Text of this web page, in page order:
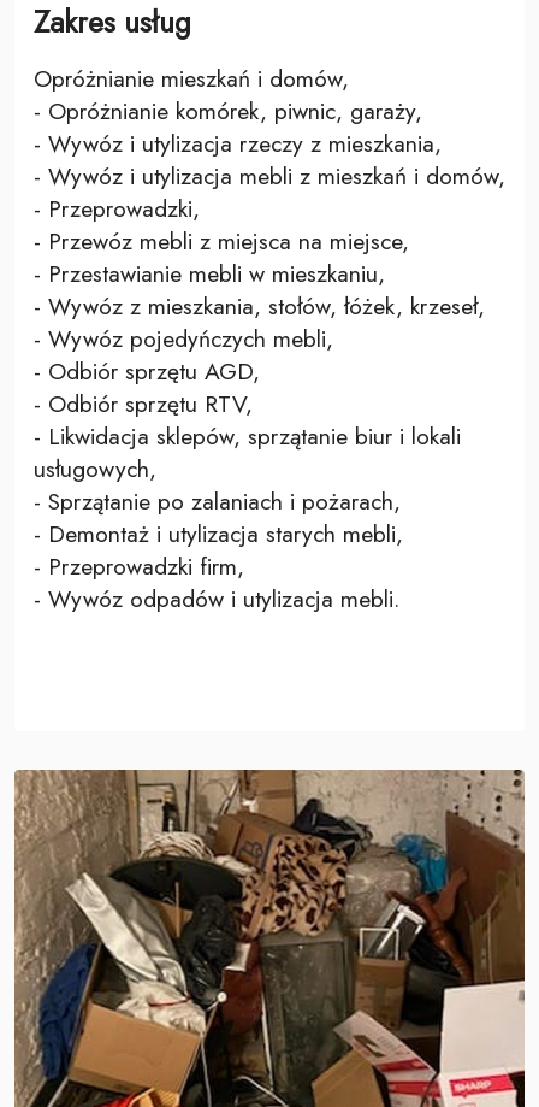
Zakres usług
Opróżnianie mieszkań i domów,
- Opróżnianie komórek, piwnic, garaży,
- Wywóz i utylizacja rzeczy z mieszkania,
- Wywóz i utylizacja mebli z mieszkań i domów,
- Przeprowadzki,
- Przewóz mebli z miejsca na miejsce,
- Przestawianie mebli w mieszkaniu,
- Wywóz z mieszkania, stołów, łóżek, krzeseł,
- Wywóz pojedyńczych mebli,
- Odbiór sprzętu AGD,
- Odbiór sprzętu RTV,
- Likwidacja sklepów, sprzątanie biur i lokali
usługowych,
- Sprzątanie po zalaniach i pożarach,
- Demontaż i utylizacja starych mebli,
- Przeprowadzki firm,
- Wywóz odpadów i utylizacja mebli.